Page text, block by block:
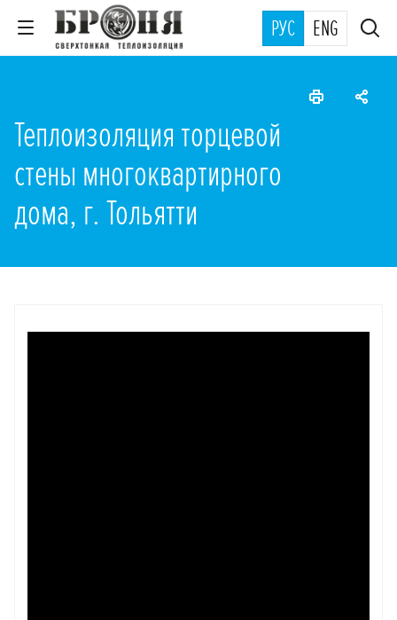
РУС ENG
Теплоизоляция торцевой
стены многоквартирного
дома, г. Тольятти